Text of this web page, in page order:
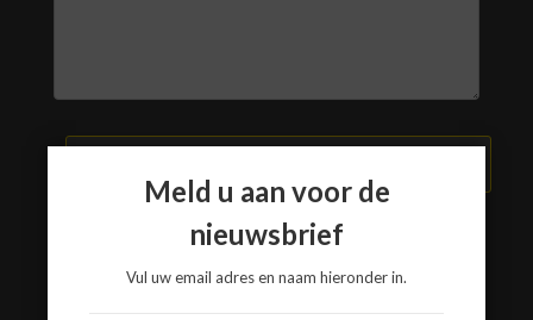
www.a3-advies.com
Meld u aan voor de
nieuwsbrief
Vul uw email adres en naam hieronder in.